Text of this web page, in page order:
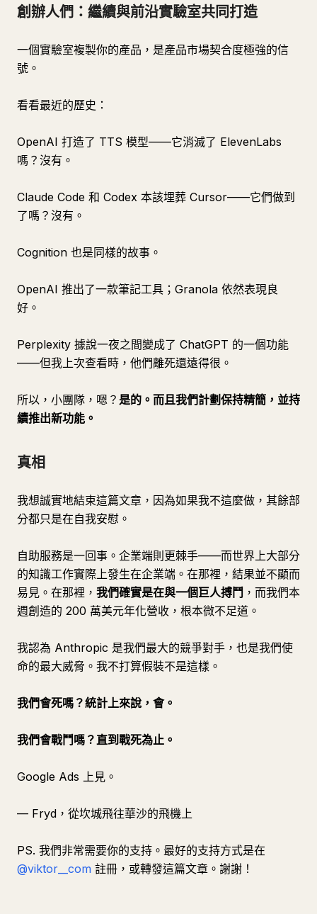
創辦人們：繼續與前沿實驗室共同打造
一個實驗室複製你的產品，是產品市場契合度極強的信
號。
看看最近的歷史：
OpenAI 打造了 TTS 模型——它消滅了 ElevenLabs
嗎？沒有。
Claude Code 和 Codex 本該埋葬 Cursor——它們做到
了嗎？沒有。
Cognition 也是同樣的故事。
OpenAI 推出了一款筆記工具；Granola 依然表現良
好。
Perplexity 據說一夜之間變成了 ChatGPT 的一個功能
——但我上次查看時，他們離死還遠得很。
所以，小團隊，嗯？ 是的。而且我們計劃保持精簡，並持
續推出新功能。
真相
我想誠實地結束這篇文章，因為如果我不這麼做，其餘部
分都只是在自我安慰。
自助服務是一回事。企業端則更棘手——而世界上大部分
的知識工作實際上發生在企業端。在那裡，結果並不顯而
易見。在那裡， 我們確實是在與一個巨人搏鬥 ，而我們本
週創造的 200 萬美元年化營收，根本微不足道。
我認為 Anthropic 是我們最大的競爭對手，也是我們使
命的最大威脅。我不打算假裝不是這樣。
我們會死嗎？統計上來說，會。
我們會戰鬥嗎？直到戰死為止。
Google Ads 上見。
— Fryd，從坎城飛往華沙的飛機上
PS. 我們非常需要你的支持。最好的支持方式是在
@viktor__com 註冊，或轉發這篇文章。謝謝！